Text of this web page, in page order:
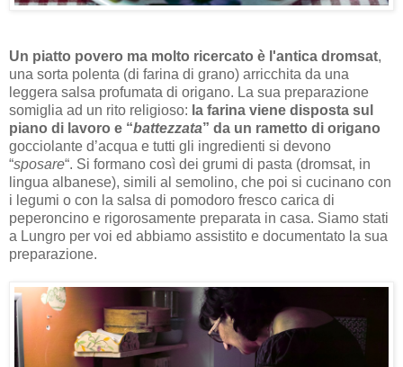
Un piatto povero ma molto ricercato è l'antica dromsat,
una sorta polenta (di farina di grano) arricchita da una
leggera salsa profumata di origano. La sua preparazione
somiglia ad un rito religioso: la farina viene disposta sul
piano di lavoro e “battezzata” da un rametto di origano
gocciolante d’acqua e tutti gli ingredienti si devono
“sposare“. Si formano così dei grumi di pasta (dromsat, in
lingua albanese), simili al semolino, che poi si cucinano con
i legumi o con la salsa di pomodoro fresco carica di
peperoncino e rigorosamente preparata in casa. Siamo stati
a Lungro per voi ed abbiamo assistito e documentato la sua
preparazione.